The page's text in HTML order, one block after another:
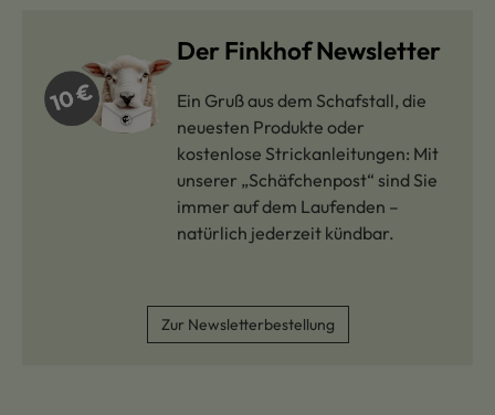
Der Finkhof Newsletter
Ein Gruß aus dem Schafstall, die
neuesten Produkte oder
kostenlose Strickanleitungen: Mit
unserer „Schäfchenpost“ sind Sie
immer auf dem Laufenden –
natürlich jederzeit kündbar.
Zur Newsletterbestellung